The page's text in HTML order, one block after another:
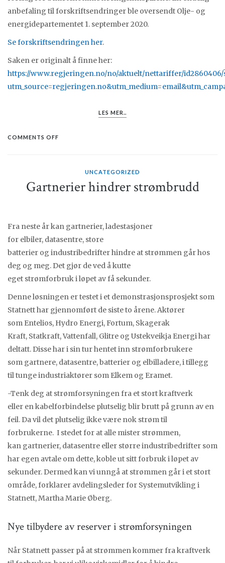
anbefaling til forskriftsendringer ble oversendt Olje- og
energidepartementet 1. september 2020.
Se forskriftsendringen her.
Saken er originalt å finne her:
https://www.regjeringen.no/no/aktuelt/nettariffer/id2860406/
LES MER..
COMMENTS OFF
RETTE
FOR
STRØMNETTET
SKAL
SMART
BELØNNES
UNCATEGORIZED
Gartnerier hindrer strømbrudd
Fra neste år kan gartnerier, ladestasjoner
for elbiler, datasentre, store
batterier og industribedrifter hindre at strømmen går hos
deg og meg. Det gjør de ved å kutte
eget strømforbruk i løpet av få sekunder.
Denne løsningen er testet i et demonstrasjonsprosjekt som
Statnett har gjennomført de siste to årene. Aktører
som Entelios, Hydro Energi, Fortum, Skagerak
Kraft, Statkraft, Vattenfall, Glitre og Ustekveikja Energi har
deltatt. Disse har i sin tur hentet inn strømforbrukere
som gartnere, datasentre, batterier og elbilladere, i tillegg
til tunge industriaktører som Elkem og Eramet.
-Tenk deg at strømforsyningen fra et stort kraftverk
eller en kabelforbindelse plutselig blir brutt på grunn av en
feil. Da vil det plutselig ikke være nok strøm til
forbrukerne. I stedet for at alle mister strømmen,
kan gartnerier, datasentre eller større industribedrifter som
har egen avtale om dette, koble ut sitt forbruk i løpet av
sekunder. Dermed kan vi unngå at strømmen går i et stort
område, forklarer avdelingsleder for Systemutvikling i
Statnett, Martha Marie Øberg.
Nye tilbydere av reserver i strømforsyningen
Når Statnett passer på at strømmen kommer fra kraftverk